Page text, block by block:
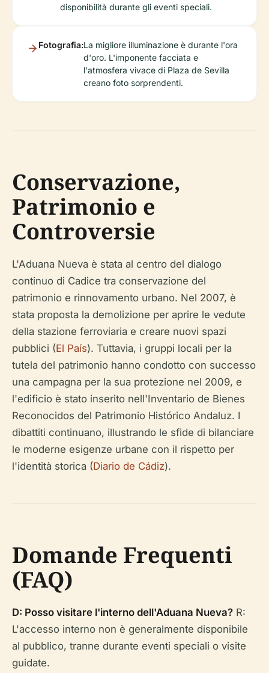
disponibilità durante gli eventi speciali.
Fotografia:La migliore illuminazione è durante l'ora
d'oro. L'imponente facciata e
l'atmosfera vivace di Plaza de Sevilla
creano foto sorprendenti.
Conservazione,
Patrimonio e
Controversie
L'Aduana Nueva è stata al centro del dialogo
continuo di Cadice tra conservazione del
patrimonio e rinnovamento urbano. Nel 2007, è
stata proposta la demolizione per aprire le vedute
della stazione ferroviaria e creare nuovi spazi
pubblici (El País). Tuttavia, i gruppi locali per la
tutela del patrimonio hanno condotto con successo
una campagna per la sua protezione nel 2009, e
l'edificio è stato inserito nell'Inventario de Bienes
Reconocidos del Patrimonio Histórico Andaluz. I
dibattiti continuano, illustrando le sfide di bilanciare
le moderne esigenze urbane con il rispetto per
l'identità storica (Diario de Cádiz).
Domande Frequenti
(FAQ)
D: Posso visitare l'interno dell'Aduana Nueva? R:
L'accesso interno non è generalmente disponibile
al pubblico, tranne durante eventi speciali o visite
guidate.